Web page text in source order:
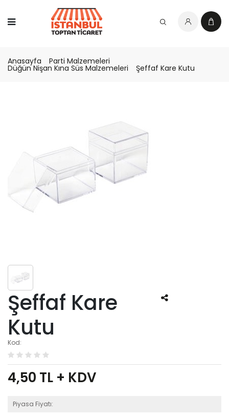
Anasayfa Parti Malzemeleri
Düğün Nişan Kına Süs Malzemeleri Şeffaf Kare Kutu
Şeffaf Kare
Kutu
Kod:
4,50 TL + KDV
Piyasa Fiyatı: